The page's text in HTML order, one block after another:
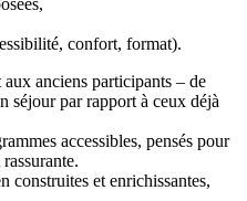
confort, format).
anciens participants – de
séjour par rapport à ceux déjà
accessibles, pensés pour
construites et enrichissantes,